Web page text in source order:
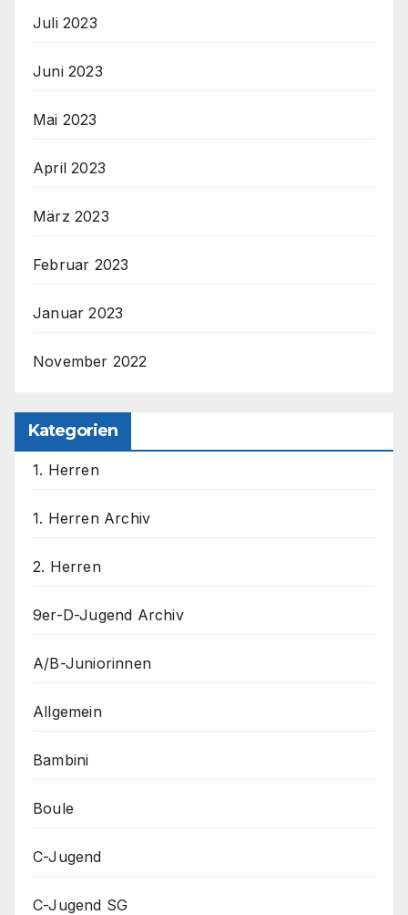
Juli 2023
Juni 2023
Mai 2023
April 2023
März 2023
Februar 2023
Januar 2023
November 2022
Kategorien
1. Herren
1. Herren Archiv
2. Herren
9er-D-Jugend Archiv
A/B-Juniorinnen
Allgemein
Bambini
Boule
C-Jugend
C-Jugend SG